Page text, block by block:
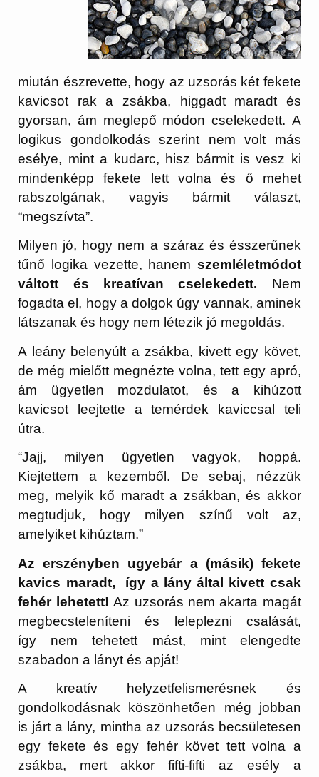
miután észrevette, hogy az uzsorás két fekete
kavicsot rak a zsákba, higgadt maradt és
gyorsan, ám meglepő módon cselekedett. A
logikus gondolkodás szerint nem volt más
esélye, mint a kudarc, hisz bármit is vesz ki
mindenképp fekete lett volna és ő mehet
rabszolgának, vagyis bármit választ,
“megszívta”.
Milyen jó, hogy nem a száraz és ésszerűnek
tűnő logika vezette, hanem szemléletmódot
váltott és kreatívan cselekedett. Nem
fogadta el, hogy a dolgok úgy vannak, aminek
látszanak és hogy nem létezik jó megoldás.
A leány belenyúlt a zsákba, kivett egy követ,
de még mielőtt megnézte volna, tett egy apró,
ám ügyetlen mozdulatot, és a kihúzott
kavicsot leejtette a temérdek kaviccsal teli
útra.
“Jajj, milyen ügyetlen vagyok, hoppá.
Kiejtettem a kezemből. De sebaj, nézzük
meg, melyik kő maradt a zsákban, és akkor
megtudjuk, hogy milyen színű volt az,
amelyiket kihúztam.”
Az erszényben ugyebár a (másik) fekete
kavics maradt, így a lány által kivett csak
fehér lehetett!Az uzsorás nem akarta magát
megbecsteleníteni és leleplezni csalását,
így nem tehetett mást, mint elengedte
szabadon a lányt és apját!
A kreatív helyzetfelismerésnek és
gondolkodásnak köszönhetően még jobban
is járt a lány, mintha az uzsorás becsületesen
egy fekete és egy fehér követ tett volna a
zsákba, mert akkor fifti-fifti az esély a